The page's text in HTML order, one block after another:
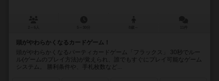
頭がやわらかくなるカードゲーム！
頭がやわらかくなるパーティカードゲーム「フラックス」 30秒でルー
ル(ゲームのプレイ方法)が覚えられ、誰でもすぐにプレイ可能なゲーム
システム。 勝利条件や、手札枚数など...